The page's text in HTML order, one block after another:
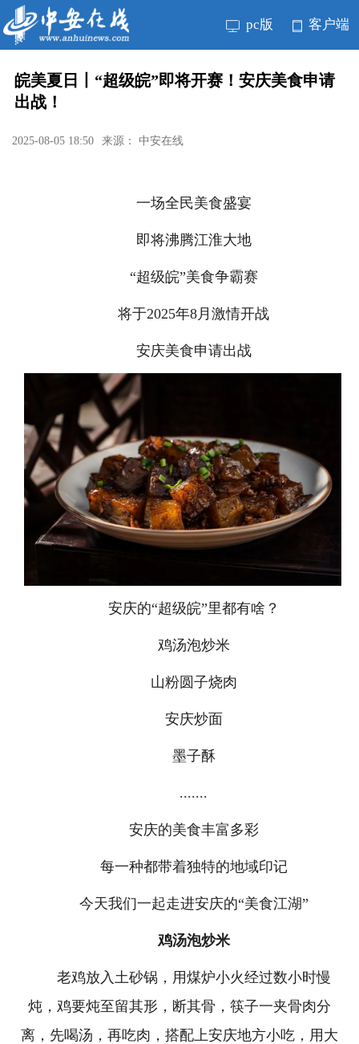
pc版 客户端
皖美夏日丨“超级皖”即将开赛！安庆美食申请
出战！
2025-08-05 18:50 来源： 中安在线
一场全民美食盛宴
即将沸腾江淮大地
“超级皖”美食争霸赛
将于2025年8月激情开战
安庆美食申请出战
安庆的“超级皖”里都有啥？
鸡汤泡炒米
山粉圆子烧肉
安庆炒面
墨子酥
.......
安庆的美食丰富多彩
每一种都带着独特的地域印记
今天我们一起走进安庆的“美食江湖”
鸡汤泡炒米
老鸡放入土砂锅，用煤炉小火经过数小时慢
炖，鸡要炖至留其形，断其骨，筷子一夹骨肉分
离，先喝汤，再吃肉，搭配上安庆地方小吃，用大